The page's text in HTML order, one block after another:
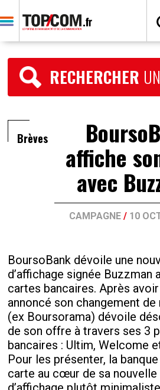
RECHERCHER
Brèves
affiche
avec
CAMPAGNE / 10
BoursoBank dévoile une
d’affichage signée Buzzman
cartes bancaires. Après
annoncé son changement
(ex Boursorama) dévoile
de son offre à travers ses 3
bancaires : Ultim, Welcome
Pour les présenter, la
carte au cœur de sa nouvelle